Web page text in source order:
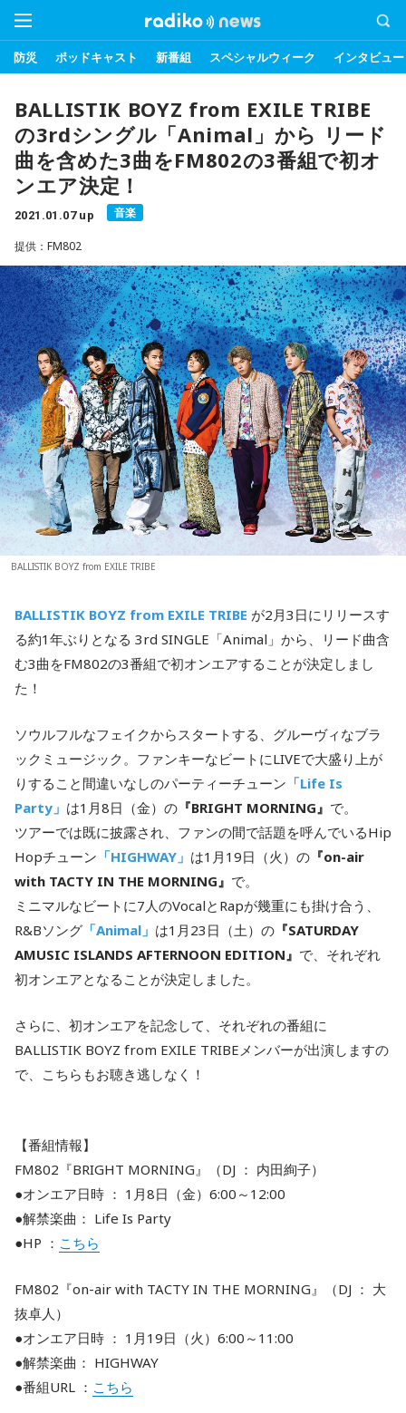
防災 ポッドキャスト 新番組 スペシャルウィーク インタビュー
BALLISTIK BOYZ from EXILE TRIBE
の3rdシングル「Animal」から リード
曲を含めた3曲をFM802の3番組で初オ
ンエア決定！
2021.01.07 up 音楽
提供：FM802
BALLISTIK BOYZ from EXILE TRIBE
BALLISTIK BOYZ from EXILE TRIBE が2月3日にリリースす
る約1年ぶりとなる 3rd SINGLE「Animal」から、リード曲含
む3曲をFM802の3番組で初オンエアすることが決定しまし
た！
ソウルフルなフェイクからスタートする、グルーヴィなブラ
ックミュージック。ファンキーなビートにLIVEで大盛り上が
りすること間違いなしのパーティーチューン 「Life Is
Party」 は1月8日（金）の 『BRIGHT MORNING』 で。
ツアーでは既に披露され、ファンの間で話題を呼んでいるHip
Hopチューン 「HIGHWAY」 は1月19日（火）の 『on-air
with TACTY IN THE MORNING』 で。
ミニマルなビートに7人のVocalとRapが幾重にも掛け合う、
R&Bソング 「Animal」 は1月23日（土）の 『SATURDAY
AMUSIC ISLANDS AFTERNOON EDITION』 で、それぞれ
初オンエアとなることが決定しました。
さらに、初オンエアを記念して、それぞれの番組に
BALLISTIK BOYZ from EXILE TRIBEメンバーが出演しますの
で、こちらもお聴き逃しなく！
【番組情報】
FM802『BRIGHT MORNING』（DJ ： 内田絢子）
●オンエア日時 ： 1月8日（金）6:00～12:00
●解禁楽曲： Life Is Party
●HP ： こちら
FM802『on-air with TACTY IN THE MORNING』（DJ ： 大
抜卓人）
●オンエア日時 ： 1月19日（火）6:00～11:00
●解禁楽曲： HIGHWAY
●番組URL ： こちら